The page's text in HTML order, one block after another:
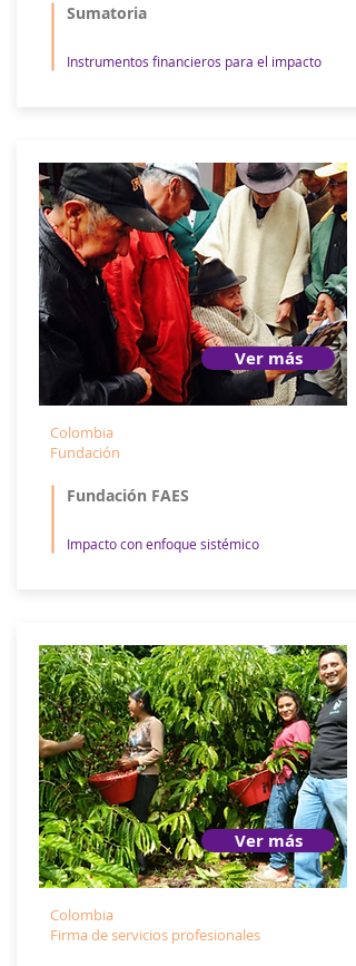
Sumatoria
Instrumentos financieros para el impacto
Ver más
Colombia
Fundación
Fundación FAES
Impacto con enfoque sistémico
Ver más
Colombia
Firma de servicios profesionales